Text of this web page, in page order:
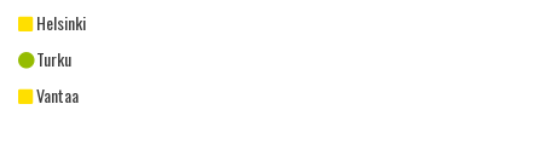
Helsinki
Turku
Vantaa